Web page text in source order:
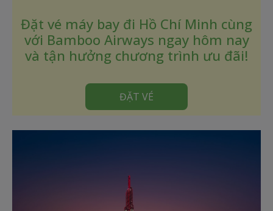
Đặt vé máy bay đi Hồ Chí Minh cùng
với Bamboo Airways ngay hôm nay
và tận hưởng chương trình ưu đãi!
ĐẶT VÉ